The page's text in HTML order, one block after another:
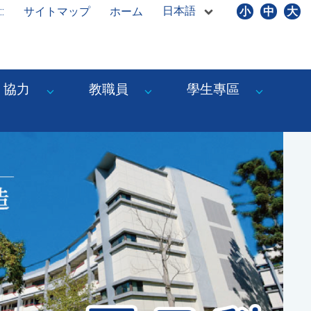
サイトマップ ホーム 日本語 小 中 大
協力 教職員 學生專區
Next